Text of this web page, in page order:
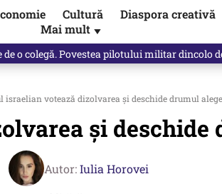
Cultură Diaspora creativă
Mai mult ▼
video
israelian votează dizolvarea și deschide drumul
și
Autor:Iulia Horovei